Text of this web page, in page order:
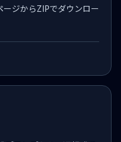
ジからZIPでダウンロー